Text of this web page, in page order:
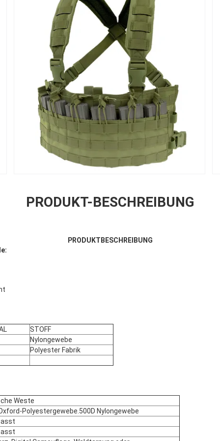
PRODUKT-BESCHREIBUNG
PRODUKTBESCHREIBUNG
STOFF
Nylongewebe
Polyester Fabrik
Weste
Polyestergewebe.500D Nylongewebe